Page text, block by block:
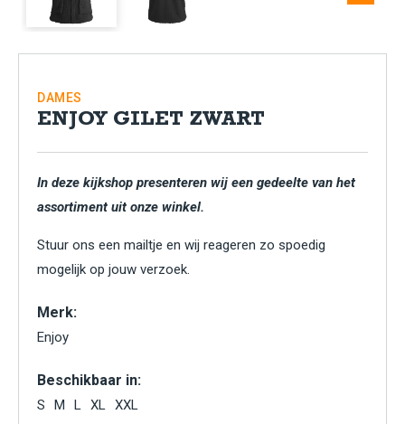
DAMES
ENJOY GILET ZWART
In deze kijkshop presenteren wij een gedeelte van het
assortiment uit onze winkel.
Stuur ons een mailtje en wij reageren zo spoedig
mogelijk op jouw verzoek.
Merk:
Enjoy
Beschikbaar in:
S M L XL XXL